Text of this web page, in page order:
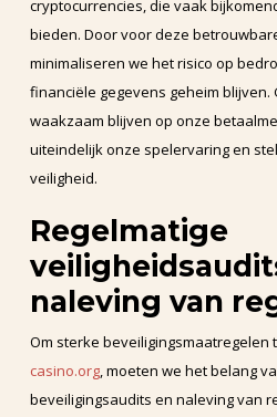
cryptocurrencies, die vaak
bieden. Door voor deze
minimaliseren we het risico op
financiële gegevens geheim
waakzaam blijven op onze
uiteindelijk onze spelervaring en
veiligheid.
Regelmatige
naleving van
Om sterke beveiligingsmaatregelen
casino.org, moeten we het belang
beveiligingsaudits en naleving van